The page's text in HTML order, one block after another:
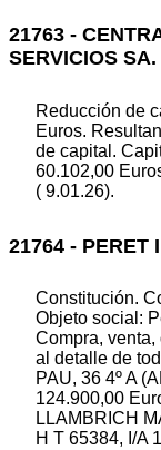
21763 -
SERVICIOS SA.
Reducción de
Euros.
de capital.
60.102,00
( 9.01.26).
21764 - PERET
Constitución.
Objeto social:
Compra,
al detalle de
PAU, 36 4º A
124.900,00
LLAMBRICH
H T 65384, I/A